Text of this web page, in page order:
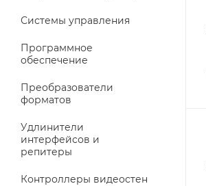
Системы управления
Программное
обеспечение
Преобразователи
форматов
Удлинители
интерфейсов и
репитеры
Контроллеры видеостен